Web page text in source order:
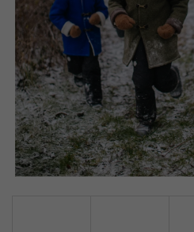
56 €
Pôvodne:75 €